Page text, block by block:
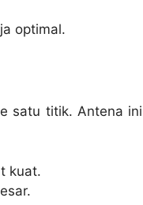
optimal.
satu titik. Antena ini
kuat.